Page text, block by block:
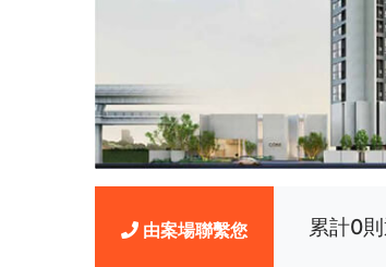
由案場聯繫您 累計0